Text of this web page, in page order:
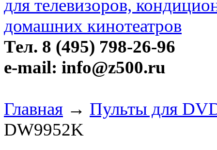
Тел. 8 (495) 798-26-96
e-mail: info@z500.ru
Главная → Пульты для
DW9952K